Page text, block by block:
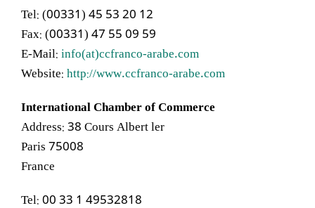
Tel: (00331) 45 53 20 12
Fax: (00331) 47 55 09 59
E-Mail:info(at)ccfranco-arabe.com
Website:http://www.ccfranco-arabe.com
International Chamber of Commerce
Address: 38 Cours Albert ler
75008 Paris
France
Tel: 00 33 1 49532818